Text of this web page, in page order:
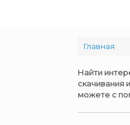
Главная
Найти
скачивания
можете с